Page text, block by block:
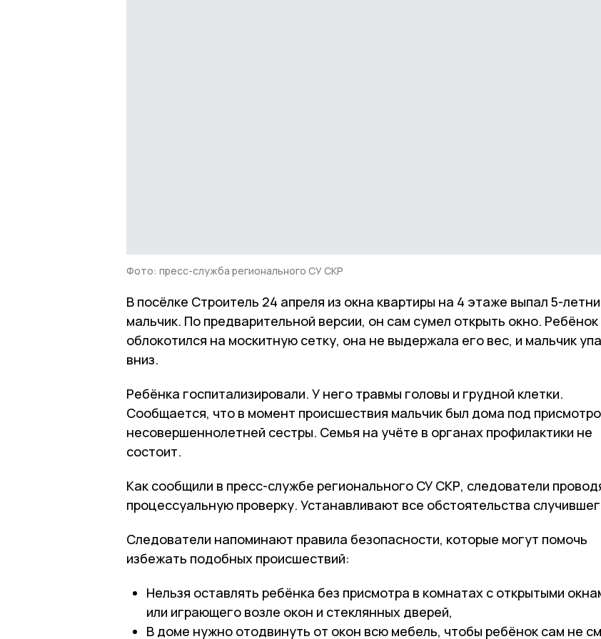
Фото: пресс-служба регионального СУ СКР
В посёлке Строитель 24 апреля из окна квартиры на 4 этаже выпал 5-
мальчик. По предварительной версии, он сам сумел открыть окно. Ребёнок
облокотился на москитную сетку, она не выдержала его вес, и мальчик
вниз.
Ребёнка госпитализировали. У него травмы головы и грудной клетки.
Сообщается, что в момент происшествия мальчик был дома под
несовершеннолетней сестры. Семья на учёте в органах профилактики не
состоит.
Как сообщили в пресс-службе регионального СУ СКР, следователи
процессуальную проверку. Устанавливают все обстоятельства
Следователи напоминают правила безопасности, которые могут помочь
избежать подобных происшествий:
Нельзя оставлять ребёнка без присмотра в комнатах с открытыми
или играющего возле окон и стеклянных дверей,
В доме нужно отодвинуть от окон всю мебель, чтобы ребёнок сам не